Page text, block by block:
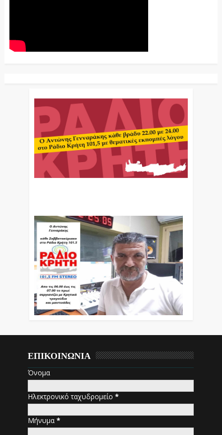
ΕΠΙΚΟΙΝΩΝΙΑ
Όνομα
Ηλεκτρονικό ταχυδρομείο*
Μήνυμα*